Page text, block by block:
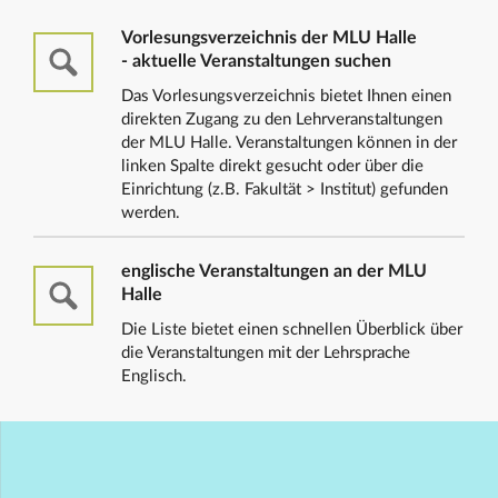
Vorlesungsverzeichnis der MLU Halle
- aktuelle Veranstaltungen suchen
Das Vorlesungsverzeichnis bietet Ihnen einen
direkten Zugang zu den Lehrveranstaltungen
der MLU Halle. Veranstaltungen können in der
linken Spalte direkt gesucht oder über die
Einrichtung (z.B. Fakultät > Institut) gefunden
werden.
englische Veranstaltungen an der MLU
Halle
Die Liste bietet einen schnellen Überblick über
die Veranstaltungen mit der Lehrsprache
Englisch.